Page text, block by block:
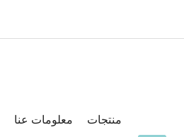
معلومات عنا منتجات